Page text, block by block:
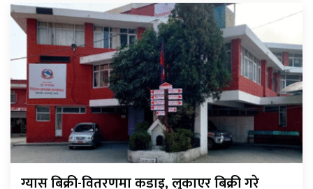
ग्यास बिक्री-वितरणमा कडाइ, लुकाएर बिक्री गरे